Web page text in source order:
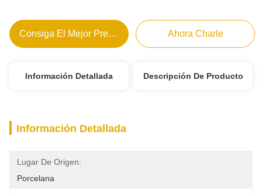
Consiga El Mejor Precio Ahora Charle
Información Detallada Descripción De Producto
Información Detallada
Lugar De Origen:
Porcelana